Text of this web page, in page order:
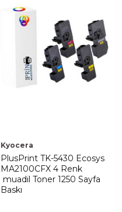
Kyocera
PlusPrint TK-5430 Ecosys
MA2100CFX 4 Renk
muadil Toner 1250 Sayfa
Baskı